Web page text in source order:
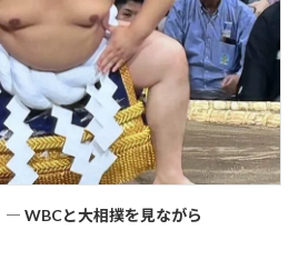
― WBCと大相撲を見ながら